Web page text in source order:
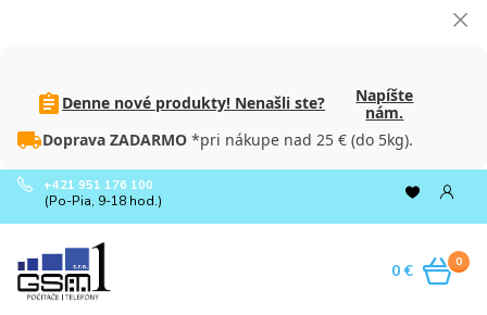
Denne nové produkty! Nenašli ste?
Napíšte
nám.
Doprava ZADARMO *pri nákupe nad 25 € (do 5kg).
+421 951 176 100
(Po-Pia, 9-18 hod.)
0
0 €